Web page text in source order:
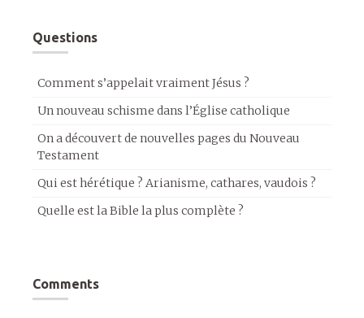
Questions
Comment s’appelait vraiment Jésus ?
Un nouveau schisme dans l’Église catholique
On a découvert de nouvelles pages du Nouveau
Testament
Qui est hérétique ? Arianisme, cathares, vaudois ?
Quelle est la Bible la plus complète ?
Comments